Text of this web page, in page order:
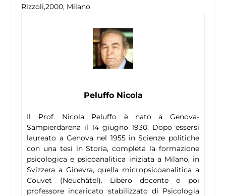
Rizzoli,2000, Milano
Peluffo Nicola
Il Prof. Nicola Peluffo è nato a Genova-
Sampierdarena il 14 giugno 1930. Dopo essersi
laureato a Genova nel 1955 in Scienze politiche
con una tesi in Storia, completa la formazione
psicologica e psicoanalitica iniziata a Milano, in
Svizzera a Ginevra, quella micropsicoanalitica a
Couvet (Neuchâtel). Libero docente e poi
professore incaricato stabilizzato di Psicologia